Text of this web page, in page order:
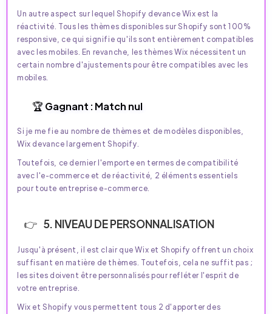
Un autre aspect sur lequel Shopify devance Wix est la
réactivité. Tous les thèmes disponibles sur Shopify sont 100%
responsive, ce qui signifie qu'ils sont entièrement compatibles
avec les mobiles. En revanche, les thèmes Wix nécessitent un
certain nombre d'ajustements pour être compatibles avec les
mobiles.
🏆 Gagnant : Match nul
Si je me fie au nombre de thèmes et de modèles disponibles,
Wix devance largement Shopify.
Toutefois, ce dernier l'emporte en termes de compatibilité
avec l'e-commerce et de réactivité, 2 éléments essentiels
pour toute entreprise e-commerce.
5. NIVEAU DE PERSONNALISATION
Jusqu'à présent, il est clair que Wix et Shopify offrent un choix
suffisant en matière de thèmes. Toutefois, cela ne suffit pas ;
les sites doivent être personnalisés pour refléter l'esprit de
votre entreprise.
Wix et Shopify vous permettent tous 2 d'apporter des